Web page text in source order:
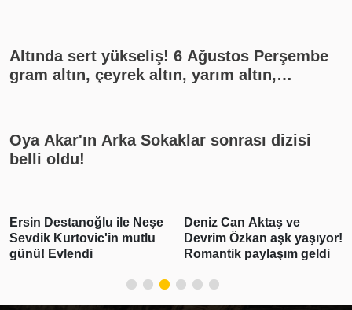
Altında sert yükseliş! 6 Ağustos Perşembe
gram altın, çeyrek altın, yarım altın,
Oya Akar'ın Arka Sokaklar sonrası dizisi
belli oldu!
Ersin Destanoğlu ile Neşe
Sevdik Kurtovic'in mutlu
günü! Evlendi
Deniz Can Aktaş ve
Devrim Özkan aşk yaşıyor!
Romantik paylaşım geldi